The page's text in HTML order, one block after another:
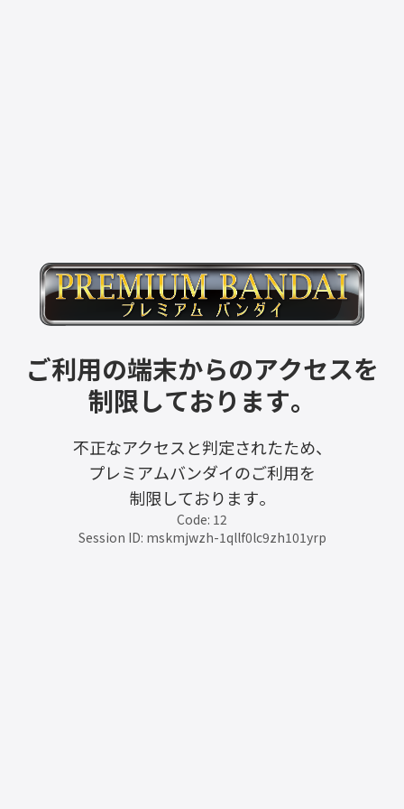
ご利用の端末からのアクセスを
制限しております。
不正なアクセスと判定されたため、
プレミアムバンダイのご利用を
制限しております。
Code: 12
Session ID: mskmjwzh-1qllf0lc9zh101yrp